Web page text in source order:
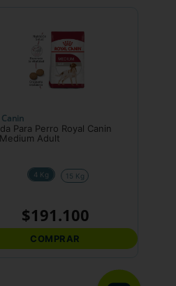
Canin
Para Perro Royal Canin
Adult
4 Kg 15 Kg
$191.100
COMPRAR